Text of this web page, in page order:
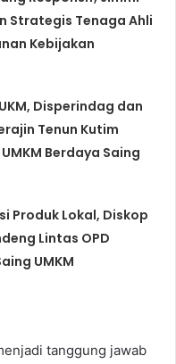
Strategis Tenaga Ahli
Kebijakan
Disperindag dan
Tenun Kutim
Berdaya Saing
Produk Lokal, Diskop
Lintas OPD
UMKM
tanggung jawab